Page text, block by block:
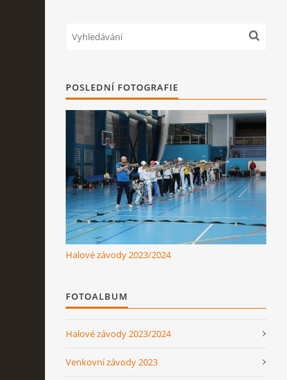
POSLEDNÍ FOTOGRAFIE
Halové závody 2023/2024
FOTOALBUM
Halové závody 2023/2024
Venkovní závody 2023